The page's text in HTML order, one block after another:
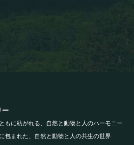
ー
もに紡がれる、 自然と動物と人のハーモニー
包まれた、 自然と動物と人の共生の世界